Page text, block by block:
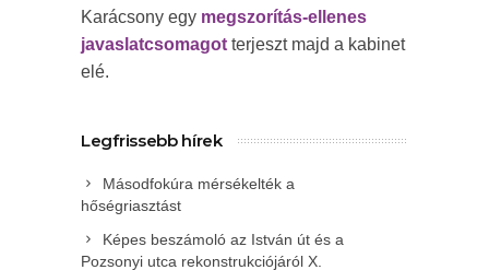
Karácsony egy megszorítás-ellenes
javaslatcsomagot terjeszt majd a kabinet
elé.
Legfrissebb hírek
Másodfokúra mérsékelték a
hőségriasztást
Képes beszámoló az István út és a
Pozsonyi utca rekonstrukciójáról X.